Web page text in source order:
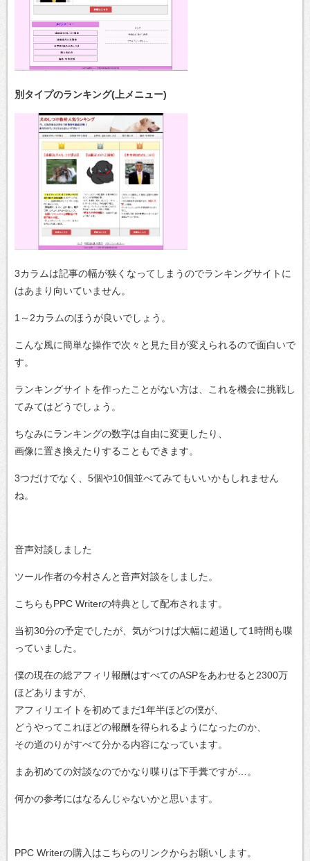
別タイプのランキング(上メニュー)
3カラムは記事の幅が狭くなってしまうのでランキングサイトに
はあまり向いていません。
1～2カラムのほうが良いでしょう。
こんな風に簡単な操作で次々と見た目が変えられるので面白いで
す。
ランキングサイトを作ったことがない方は、これを機会に挑戦し
てみてはどうでしょう。
ちなみにランキングの数字は自由に変更したり、
画像に置き換えたりすることもできます。
3つだけでなく、5個や10個並べてみてもいいかもしれません
ね。
音声対談しました
ツール作者の今村さんと音声対談をしました。
こちらもPPC Writerの特典として配布されます。
当初30分の予定でしたが、気がつけば大幅に超過して1時間も喋
っていました。
僕の現在の総アフィリ報酬はすべてのASPをあわせると2300万
ほどありますが、
アフィリエイトを初めてまだ1年半ほどの僕が、
どうやってこれほどの報酬を得られるようになったのか、
その道のりがすべて分かる内容になっています。
まあ初めての対談なのでかなり喋りは下手糞ですが…。
何かの参考にはなるんじゃないかと思います。
PPC Writerの購入はこちらのリンクからお願いします。